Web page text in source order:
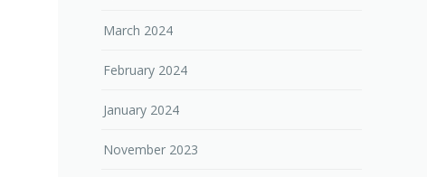
March 2024
February 2024
January 2024
November 2023